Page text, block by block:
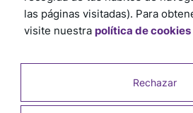
Descubrí cómo instalar
complicaciones. Seguí los
recomendaciones útiles, te
las páginas visitadas). Para
visite nuestra política de cookies
Rechazar